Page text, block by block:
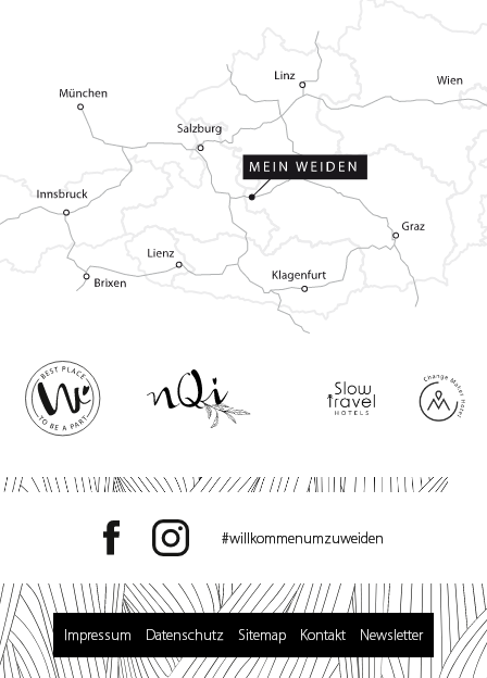
#willkommenumzuweiden
Impressum Datenschutz Sitemap Kontakt Newsletter